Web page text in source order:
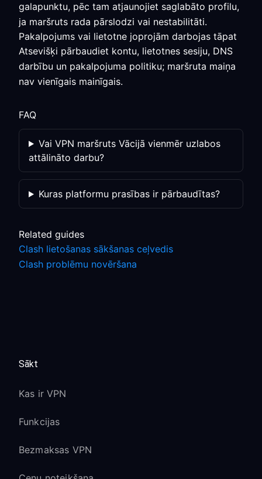
galapunktu, pēc tam atjaunojiet saglabāto profilu,
ja maršruts rada pārslodzi vai nestabilitāti.
Pakalpojums vai lietotne joprojām darbojas tāpat
Atsevišķi pārbaudiet kontu, lietotnes sesiju, DNS
darbību un pakalpojuma politiku; maršruta maiņa
nav vienīgais mainīgais.
FAQ
Vai VPN maršruts Vācijā vienmēr uzlabos
attālināto darbu?
Kuras platformu prasības ir pārbaudītas?
Related guides
Clash lietošanas sākšanas ceļvedis
Clash problēmu novēršana
Sākt
Kas ir VPN
Funkcijas
Bezmaksas VPN